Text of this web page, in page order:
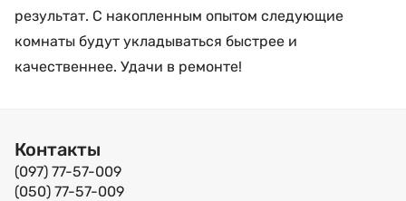
результат. С накопленным опытом следующие
комнаты будут укладываться быстрее и
качественнее. Удачи в ремонте!
Контакты
(097) 77-57-009
(050) 77-57-009